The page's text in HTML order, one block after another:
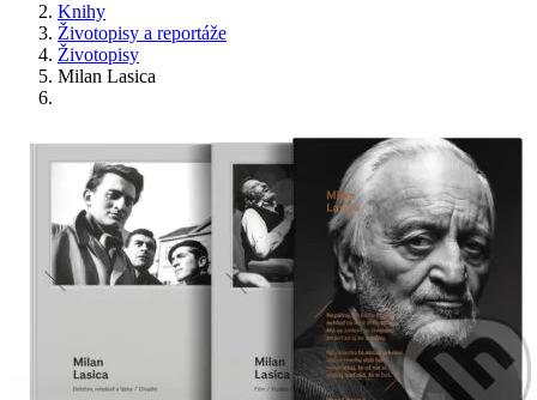
Knihy
Životopisy a reportáže
Životopisy
Milan Lasica